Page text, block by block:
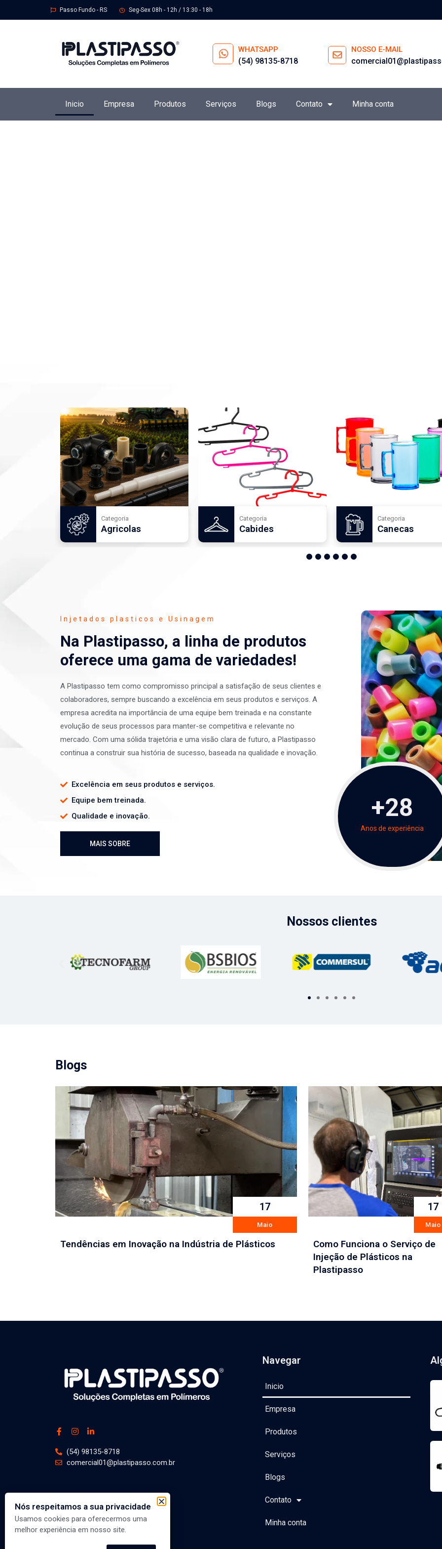
Passo Fundo - RS Seg-Sex 08h - 12h / 13:30 - 18h
WHATSAPP
(54) 98135-8718
NOSSO E-MAIL
Inicio Empresa Produtos Serviços Blogs Contato Minha conta
Categoria
Agricolas
Categoria
Cabides
Categoria
Canecas
4 5 6
Injetados plasticos e Usinagem
Na Plastipasso, a linha de produtos
oferece uma gama de variedades!
A Plastipasso tem como compromisso principal a satisfação de seus clientes e
colaboradores, sempre buscando a excelência em seus produtos e serviços. A
empresa acredita na importância de uma equipe bem treinada e na constante
evolução de seus processos para manter-se competitiva e relevante no
mercado. Com uma sólida trajetória e uma visão clara de futuro, a Plastipasso
continua a construir sua história de sucesso, baseada na qualidade e inovação.
Excelência em seus produtos e serviços.
Equipe bem treinada.
Qualidade e inovação.
MAIS SOBRE
Anos de experiência
+28
Nossos clientes
Blogs
17
Maio
Tendências em Inovação na Indústria de Plásticos
17
Maio
Como Funciona o Serviço de
Injeção de Plásticos na
Plastipasso
(54) 98135-8718
comercial01@plastipasso.com.br
Navegar
Inicio
Empresa
Produtos
Serviços
Blogs
Contato
Minha conta
Nós respeitamos a sua privacidade
Usamos cookies para oferecermos uma
melhor experiência em nosso site.